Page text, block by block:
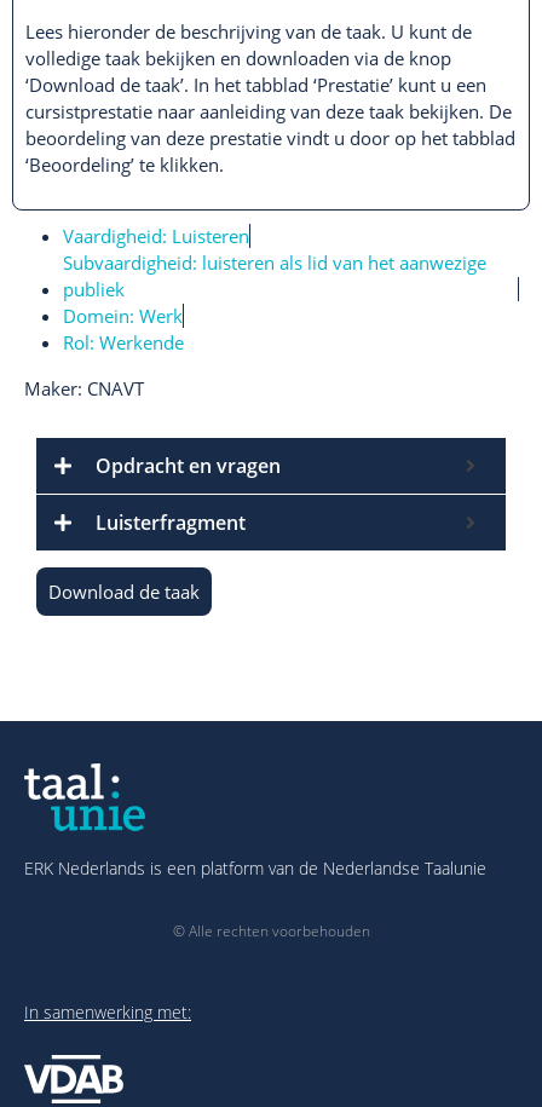
Lees hieronder de beschrijving van de taak. U kunt de
volledige taak bekijken en downloaden via de knop
‘Download de taak’. In het tabblad ‘Prestatie’ kunt u een
cursistprestatie naar aanleiding van deze taak bekijken. De
beoordeling van deze prestatie vindt u door op het tabblad
‘Beoordeling’ te klikken.
Vaardigheid: Luisteren
Subvaardigheid: luisteren als lid van het aanwezige
publiek
Domein: Werk
Rol: Werkende
Maker: CNAVT
Opdracht en vragen
Luisterfragment
Download de taak
ERK Nederlands is een platform van de Nederlandse Taalunie
© Alle rechten voorbehouden
In samenwerking met: